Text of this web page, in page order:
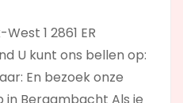
1 2861 ER
U kunt ons bellen op:
En bezoek onze